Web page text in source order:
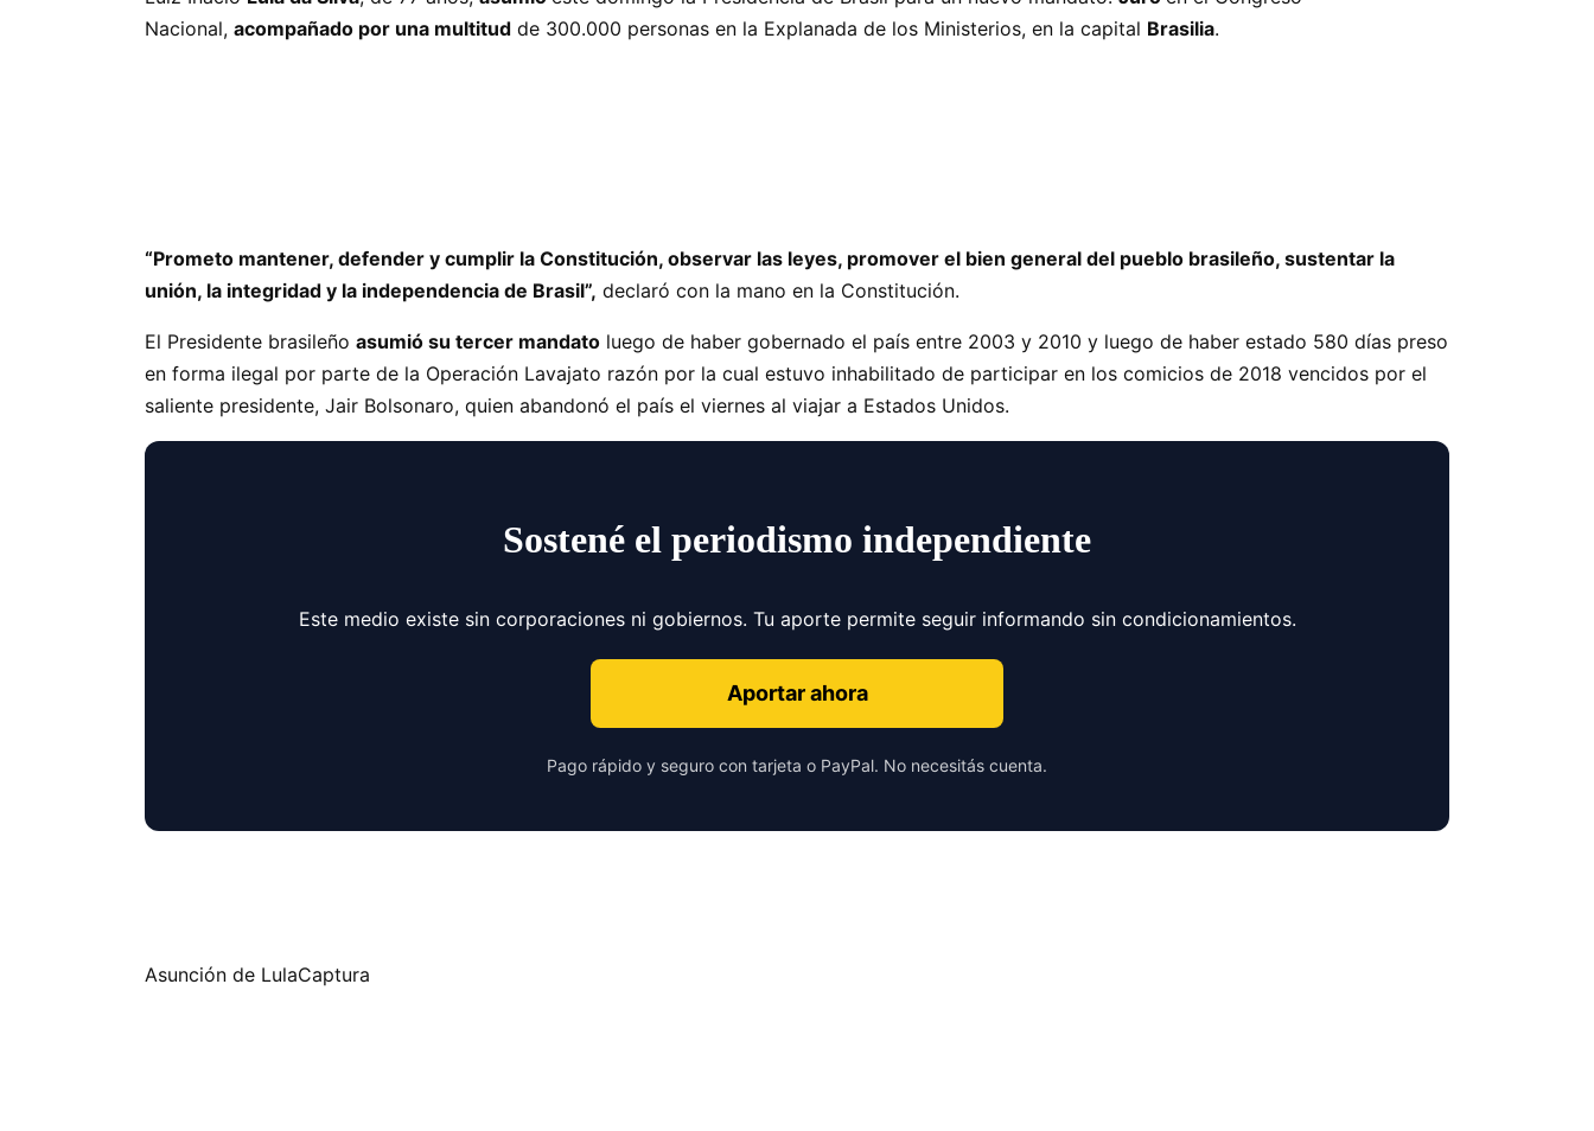
Nacional, acompañado por una multitud de 300.000 personas en la Explanada de los Ministerios, en la capital Brasilia.
“Prometo mantener, defender y cumplir la Constitución, observar las leyes, promover el bien general del pueblo brasileño, sustentar la
unión, la integridad y la independencia de Brasil”, declaró con la mano en la Constitución.
El Presidente brasileño asumió su tercer mandato luego de haber gobernado el país entre 2003 y 2010 y luego de haber estado 580 días preso
en forma ilegal por parte de la Operación Lavajato razón por la cual estuvo inhabilitado de participar en los comicios de 2018 vencidos por el
saliente presidente, Jair Bolsonaro, quien abandonó el país el viernes al viajar a Estados Unidos.
Sostené el periodismo independiente
Este medio existe sin corporaciones ni gobiernos. Tu aporte permite seguir informando sin condicionamientos.
Aportar ahora
Pago rápido y seguro con tarjeta o PayPal. No necesitás cuenta.
Asunción de LulaCaptura